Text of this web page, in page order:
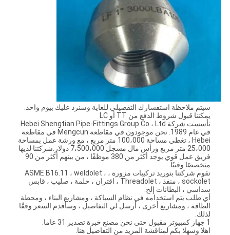
سيتم ملاحظة استفسارك التفصيلي للغاية وسنرد عليك بيوم واحد.
يمكننا قبول شروط الدفع من TT أو LC
في عام 1989. نحن موجودون في مقاطعة Mengcun في مقاطعة
Hebei ، تغطي مساحة 100،000 متر مربع ، مع ورشة عمل بمساحة
25،000 متر مربع ورأس مال مسجل 7،500،000 دولار.شركتنا لديها
فريق عمل قوي.يوجد أكثر من 380 موظفًا ، من بينهم أكثر من 90
متخصصًا وفنيًا.
تقوم شركتنا بتوريد تركيبات مزورة ، ASME B16.11 ، weldolet ،
sockolet ، منفذ ، Threadolet ، اقتران ، حلمة ، صليب ، قابس
سداسي ، البطانات إلخ.
أي طلب يتم استخدامه في نظام السباكة ، ومشاريع البناء ، ومحطة
الطاقة ، ومشاريع أخرى ، أرسل لي التفاصيل ، وسأقدم السعر وفقًا
لذلك.
1 جهاز كمبيوتر مقبول حتى نحن مصنع خبرة تصدير 31 عاما.
اهلا وسهلا بكم لمناقشة المزيد من التفاصيل هنا.